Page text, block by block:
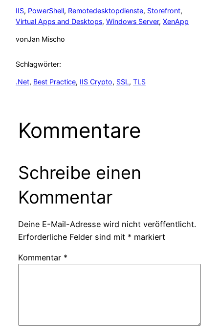
IIS, PowerShell, Remotedesktopdienste, Storefront
Virtual Apps and Desktops, Windows Server, XenApp
vonJan Mischo
Schlagwörter:
.Net, Best Practice, IIS Crypto, SSL, TLS
Kommentare
Schreibe einen
Kommentar
Deine E-Mail-Adresse wird nicht veröffentlicht.
Erforderliche Felder sind mit * markiert
Kommentar *